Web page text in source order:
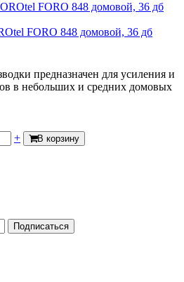
FORO 848 домовой, 36 дб
предназначен для усиления и
в небольших и средних домовых
+ В корзину
Подписаться